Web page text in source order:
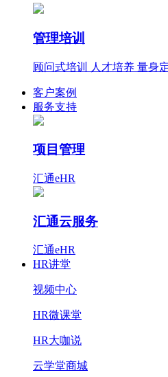
管理培训
顾问式培训 人才培养 量身
客户案例
服务支持
项目管理
汇通eHR
汇通云服务
汇通eHR
HR讲堂
视频中心
HR微课堂
HR大咖说
云学堂商城